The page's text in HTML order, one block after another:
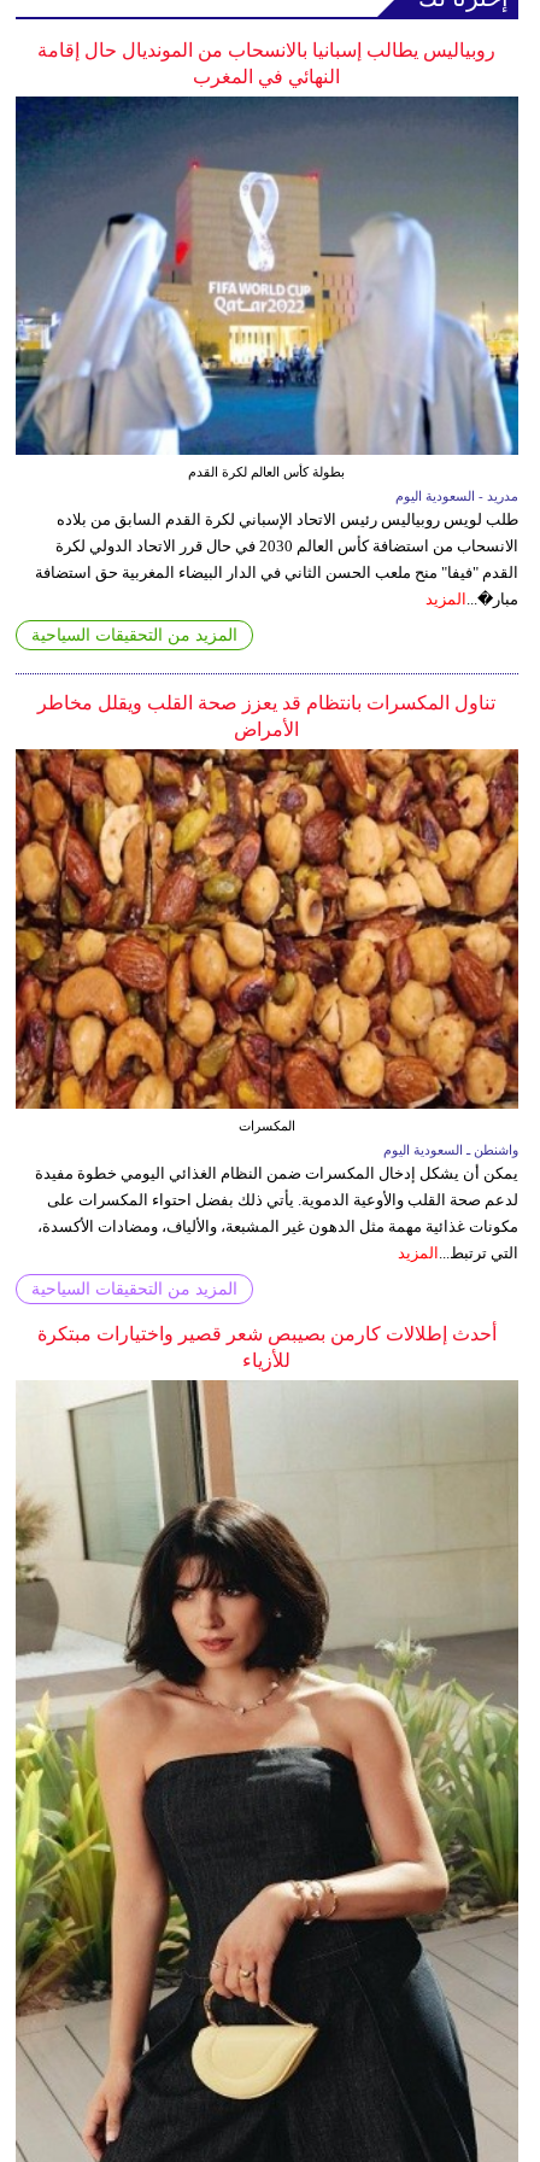
روبياليس يطالب إسبانيا بالانسحاب من المونديال حال إقامة
النهائي في المغرب
بطولة كأس العالم لكرة القدم
مدريد - السعودية اليوم
طلب لويس روبياليس رئيس الاتحاد الإسباني لكرة القدم السابق من بلاده
الانسحاب من استضافة كأس العالم 2030 في حال قرر الاتحاد الدولي لكرة
القدم "فيفا" منح ملعب الحسن الثاني في الدار البيضاء المغربية حق استضافة
مبار�... المزيد
المزيد من التحقيقات السياحية
تناول المكسرات بانتظام قد يعزز صحة القلب ويقلل مخاطر
الأمراض
المكسرات
واشنطن ـ السعودية اليوم
يمكن أن يشكل إدخال المكسرات ضمن النظام الغذائي اليومي خطوة مفيدة
لدعم صحة القلب والأوعية الدموية. يأتي ذلك بفضل احتواء المكسرات على
مكونات غذائية مهمة مثل الدهون غير المشبعة، والألياف، ومضادات الأكسدة،
التي ترتبط... المزيد
المزيد من التحقيقات السياحية
أحدث إطلالات كارمن بصيبص شعر قصير واختيارات مبتكرة
للأزياء